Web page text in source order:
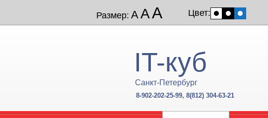
Размер: ААА Цвет:
IT-куб
Санкт-Петербург
8-902-202-25-99, 8(812) 304-63-21